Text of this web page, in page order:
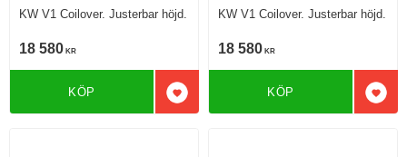
KW V1 Coilover. Justerbar höjd.
18 580 KR
Lägg till i favoriter
KÖP
KW V1 Coilover. Justerbar höjd.
18 580 KR
KÖP